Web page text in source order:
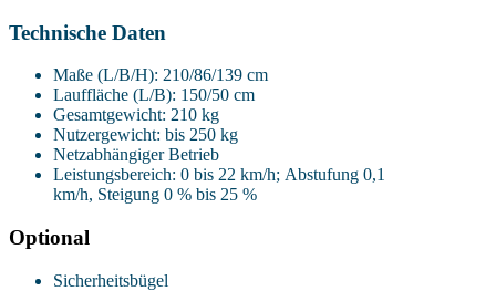
Technische Daten
Maße (L/B/H): 210/86/139 cm
Lauffläche (L/B): 150/50 cm
Gesamtgewicht: 210 kg
Nutzergewicht: bis 250 kg
Netzabhängiger Betrieb
Leistungsbereich: 0 bis 22 km/h; Abstufung 0,1
km/h, Steigung 0 % bis 25 %
Optional
Sicherheitsbügel